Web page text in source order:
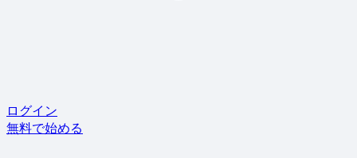
ログイン
無料で始める